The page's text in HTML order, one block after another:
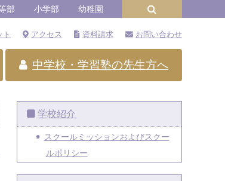
部 小学部 幼稚園
ト アクセス 資料請求 お問い合わせ
中学校・学習塾の先生方へ
学校紹介
スクールミッションおよびスクー
ルポリシー